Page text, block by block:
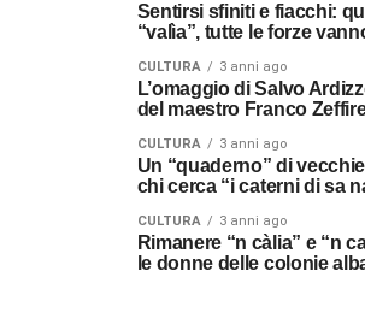
Sentirsi sfiniti e fiacchi:
“valìa”, tutte le forze
CULTURA 3 anni ago
L’omaggio di Salvo
del maestro Franco
CULTURA 3 anni ago
Un “quaderno” di
chi cerca “i caterni di sa
CULTURA 3 anni ago
Rimanere “n càlia” e “n
le donne delle colonie